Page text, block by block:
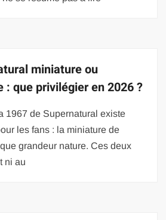
miniature ou
: que privilégier en 2026 ?
1967 de Supernatural existe
les fans : la miniature de
grandeur nature. Ces deux
ni au